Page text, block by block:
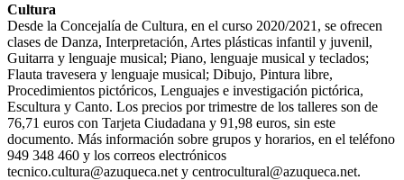
Cultura
Desde la Concejalía de Cultura, en el curso 2020/2021, se ofrecen
clases de Danza, Interpretación, Artes plásticas infantil y juvenil,
Guitarra y lenguaje musical; Piano, lenguaje musical y teclados;
Flauta travesera y lenguaje musical; Dibujo, Pintura libre,
Procedimientos pictóricos, Lenguajes e investigación pictórica,
Escultura y Canto. Los precios por trimestre de los talleres son de
76,71 euros con Tarjeta Ciudadana y 91,98 euros, sin este
documento. Más información sobre grupos y horarios, en el teléfono
949 348 460 y los correos electrónicos
tecnico.cultura@azuqueca.net y centrocultural@azuqueca.net.